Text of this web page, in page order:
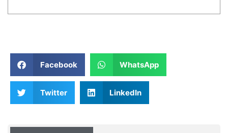
Facebook WhatsApp
Twitter LinkedIn